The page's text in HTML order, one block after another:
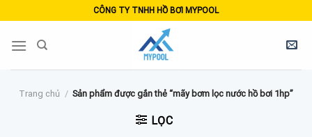
to
content
CÔNG TY TNHH HỒ BƠI MYPOOL
Trang chủ / Sản phẩm được gắn thẻ “mãy bơm lọc nước hồ bơi 1hp”
LỌC